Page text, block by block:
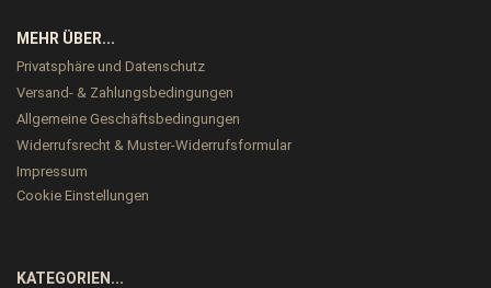
MEHR ÜBER...
Privatsphäre und Datenschutz
Versand- & Zahlungsbedingungen
Allgemeine Geschäftsbedingungen
Widerrufsrecht & Muster-Widerrufsformular
Impressum
Cookie Einstellungen
KATEGORIEN...